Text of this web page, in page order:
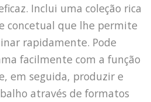
Inclui uma coleção rica
concetual que lhe permite
rapidamente. Pode
facilmente com a função
em seguida, produzir e
através de formatos